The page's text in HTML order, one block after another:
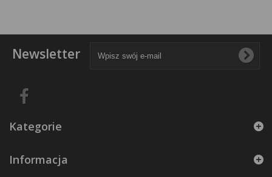
Newsletter
Kategorie
Informacja